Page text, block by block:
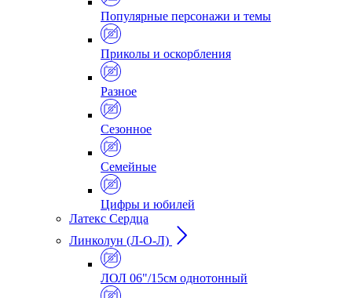
Популярные персонажи и темы
Приколы и оскорбления
Разное
Сезонное
Семейные
Цифры и юбилей
Латекс Сердца
Линколун (Л-О-Л)
ЛОЛ 06"/15см однотонный